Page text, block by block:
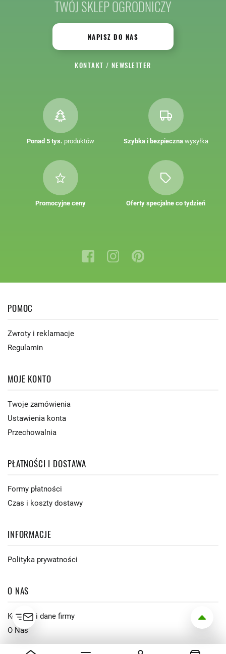
TWÓJ SKLEP OGRODNICZY
NAPISZ DO NAS
KONTAKT / NEWSLETTER
Ponad 5 tys. produktów Szybka i bezpiecznawysyłka
Promocyjne ceny Oferty specjalne co tydzień
POMOC
Zwroty i reklamacje
Regulamin
MOJE KONTO
Twoje zamówienia
Ustawienia konta
Przechowalnia
PŁATNOŚCI I DOSTAWA
Formy płatności
Czas i koszty dostawy
INFORMACJE
Polityka prywatności
O NAS
Kontakt i dane firmy
O Nas